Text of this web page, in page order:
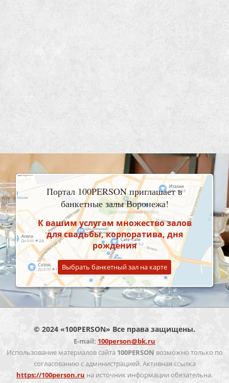
Портал 100PERSON приглашает в
банкетные залы Воронежа!
К вашим услугам множество залов
для свадьбы, корпоратива, дня
рождения
Выбрать банкетный зал на карте
© 2024 «100PERSON» Все права защищены.
E-mail: 100person@bk.ru
Использование материалов сайта 100PERSON возможно только по
согласованию с администрацией. Активная ссылка
https://100person.ru на источник информации обязательна.